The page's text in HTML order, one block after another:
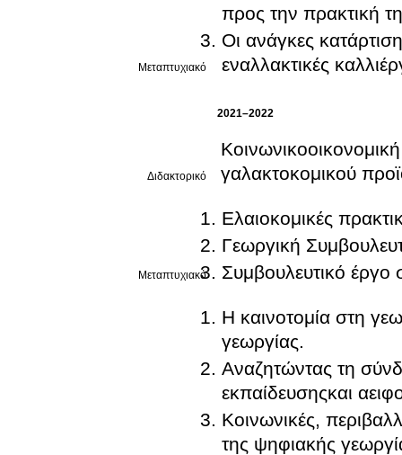
Μεταπτυχιακό
προς την πρακτική
Οι ανάγκες
εναλλακτικές
2021–2022
Διδακτορικό
γαλακτοκομικού
Μεταπτυχιακό
Ελαιοκομικές
Γεωργική
Συμβουλευτικό έργο
Η καινοτομία στη
γεωργίας.
Αναζητώντας τη
εκπαίδευσηςκαι
Κοινωνικές,
της ψηφιακής